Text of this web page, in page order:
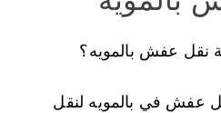
عفش بالمويه؟
عفش في بالمويه لنقل